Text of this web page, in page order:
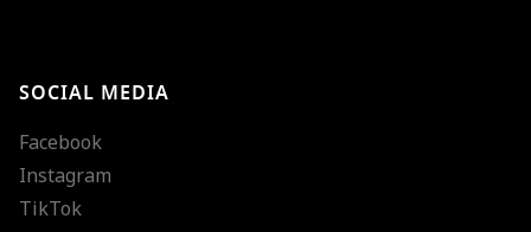
SOCIAL MEDIA
Facebook
Instagram
TikTok